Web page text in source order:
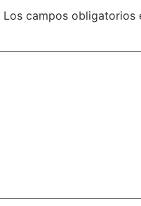
Los campos obligatorios